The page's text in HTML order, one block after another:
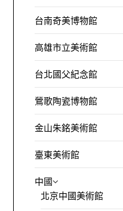
台南奇美博物館
高雄市立美術館
台北國父紀念館
鶯歌陶瓷博物館
金山朱銘美術館
臺東美術館
中國
北京中國美術館